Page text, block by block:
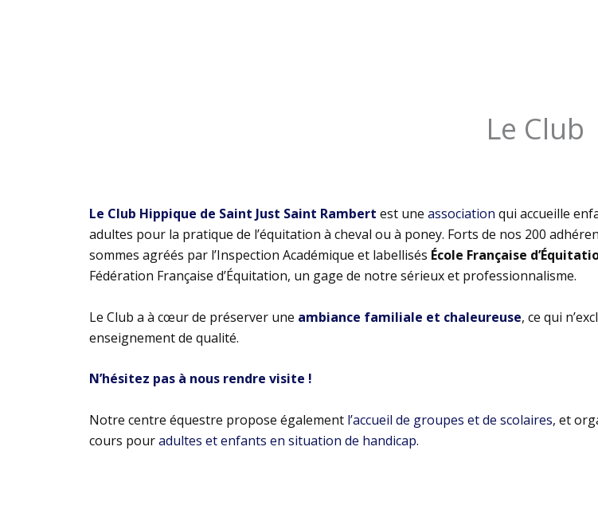
Le Club
Le Club Hippique de Saint Just Saint Rambert est une association qui accueille
adultes pour la pratique de l’équitation à cheval ou à poney. Forts de nos 200
sommes agréés par l’Inspection Académique et labellisés École Française
Fédération Française d’Équitation, un gage de notre sérieux et professionnalisme.
Le Club a à cœur de préserver une ambiance familiale et chaleureuse, ce qui
enseignement de qualité.
N’hésitez pas à nous rendre visite !
Notre centre équestre propose également l’accueil de groupes et de scolaires, et
cours pouradultes et enfants en situation de handicap.